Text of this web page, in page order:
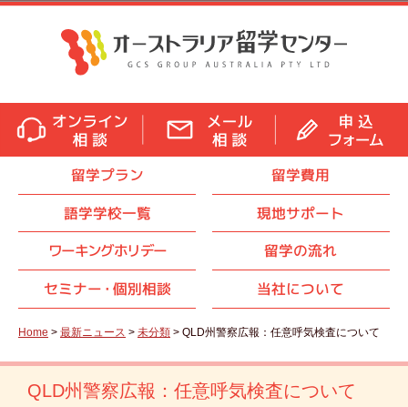
留学プラン
留学費用
語学学校一覧
現地サポート
ワーキングホリデー
留学の流れ
セミナー・ 個別相談 当社について
Home > 最新ニュース > 未分類 > QLD州警察広報：任意呼気検査について
QLD州警察広報：任意呼気検査について